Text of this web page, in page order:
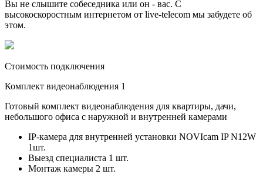
Вы не слышите собеседника или он - вас. С
высокоскоростным интернетом от live-telecom мы забудете об
этом.
Стоимость подключения
Комплект видеонаблюдения 1
Готовый комплект видеонаблюдения для квартиры, дачи,
небольшого офиса с наружной и внутренней камерами
IP-камера для внутренней установки NOVIcam IP N12W
1шт.
Выезд специалиста 1 шт.
Монтаж камеры 2 шт.